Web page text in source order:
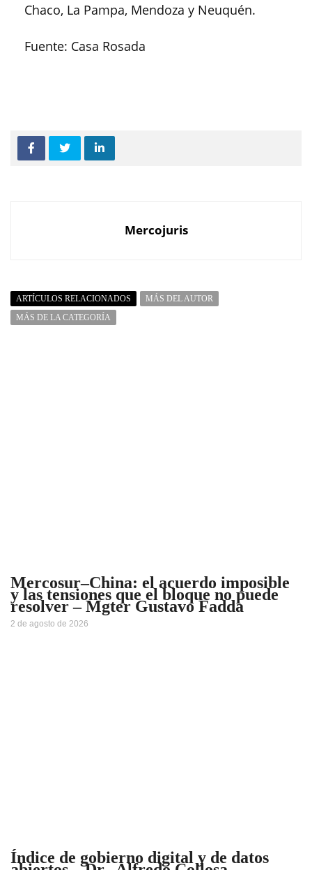
Chaco, La Pampa, Mendoza y Neuquén.
Fuente: Casa Rosada
Mercojuris
ARTÍCULOS RELACIONADOS
MÁS DEL AUTOR
MÁS DE LA CATEGORÍA
Mercosur–China: el acuerdo imposible
y las tensiones que el bloque no puede
resolver – Mgter Gustavo Fadda
2 de agosto de 2026
Índice de gobierno digital y de datos